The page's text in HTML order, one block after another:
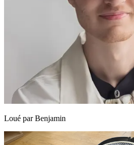
Loué parBenjamin